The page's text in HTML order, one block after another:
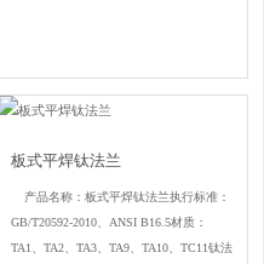
板式平焊钛法兰
产品名称：板式平焊钛法兰执行标准：
GB/T20592-2010、ANSI B16.5材质：
TA1、TA2、TA3、TA9、TA10、TC11钛法